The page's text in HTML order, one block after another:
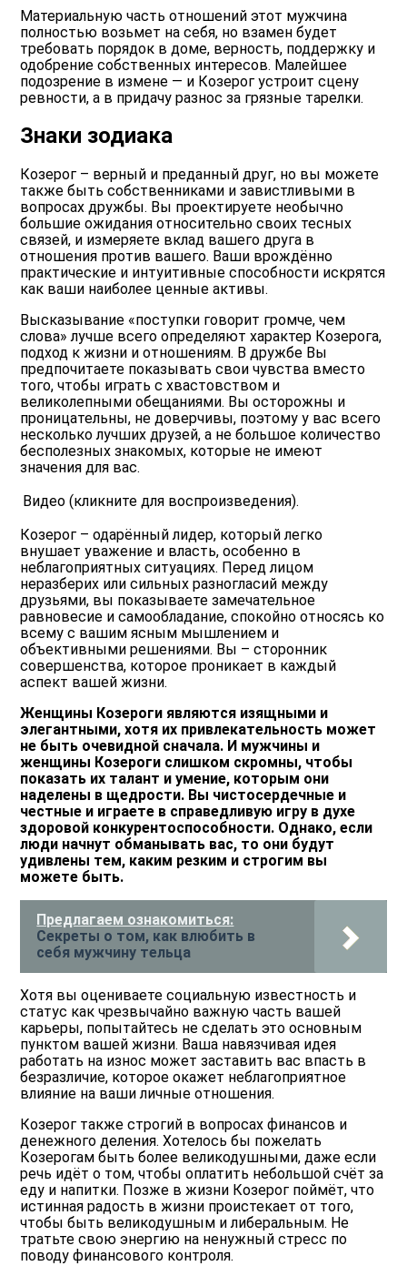
Материальную часть отношений этот мужчина
полностью возьмет на себя, но взамен будет
требовать порядок в доме, верность, поддержку и
одобрение собственных интересов. Малейшее
подозрение в измене — и Козерог устроит сцену
ревности, а в придачу разнос за грязные тарелки.
Знаки зодиака
Козерог – верный и преданный друг, но вы можете
также быть собственниками и завистливыми в
вопросах дружбы. Вы проектируете необычно
большие ожидания относительно своих тесных
связей, и измеряете вклад вашего друга в
отношения против вашего. Ваши врождённо
практические и интуитивные способности искрятся
как ваши наиболее ценные активы.
Высказывание «поступки говорит громче, чем
слова» лучше всего определяют характер Козерога,
подход к жизни и отношениям. В дружбе Вы
предпочитаете показывать свои чувства вместо
того, чтобы играть с хвастовством и
великолепными обещаниями. Вы осторожны и
проницательны, не доверчивы, поэтому у вас всего
несколько лучших друзей, а не большое количество
бесполезных знакомых, которые не имеют
значения для вас.
Видео (кликните для воспроизведения).
Козерог – одарённый лидер, который легко
внушает уважение и власть, особенно в
неблагоприятных ситуациях. Перед лицом
неразберих или сильных разногласий между
друзьями, вы показываете замечательное
равновесие и самообладание, спокойно относясь ко
всему с вашим ясным мышлением и
объективными решениями. Вы – сторонник
совершенства, которое проникает в каждый
аспект вашей жизни.
Женщины Козероги являются изящными и
элегантными, хотя их привлекательность может
не быть очевидной сначала. И мужчины и
женщины Козероги слишком скромны, чтобы
показать их талант и умение, которым они
наделены в щедрости. Вы чистосердечные и
честные и играете в справедливую игру в духе
здоровой конкурентоспособности. Однако, если
люди начнут обманывать вас, то они будут
удивлены тем, каким резким и строгим вы
можете быть.
Предлагаем ознакомиться:
Секреты о том, как влюбить в
себя мужчину тельца
Хотя вы оцениваете социальную известность и
статус как чрезвычайно важную часть вашей
карьеры, попытайтесь не сделать это основным
пунктом вашей жизни. Ваша навязчивая идея
работать на износ может заставить вас впасть в
безразличие, которое окажет неблагоприятное
влияние на ваши личные отношения.
Козерог также строгий в вопросах финансов и
денежного деления. Хотелось бы пожелать
Козерогам быть более великодушными, даже если
речь идёт о том, чтобы оплатить небольшой счёт за
еду и напитки. Позже в жизни Козерог поймёт, что
истинная радость в жизни проистекает от того,
чтобы быть великодушным и либеральным. Не
тратьте свою энергию на ненужный стресс по
поводу финансового контроля.